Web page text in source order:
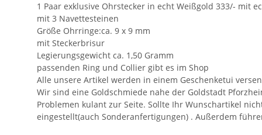
1 Paar exklusive Ohrstecker in echt Weißgold 333/- mit
mit 3 Navettesteinen
Größe Ohrringe:ca. 9 x 9 mm
mit Steckerbrisur
Legierungsgewicht ca. 1,50 Gramm
passenden Ring und Collier gibt es im Shop
Alle unsere Artikel werden in einem Geschenketui
Wir sind eine Goldschmiede nahe der Goldstadt
Problemen kulant zur Seite. Sollte Ihr Wunschartikel
eingestellt(auch Sonderanfertigungen) . Außerdem führen